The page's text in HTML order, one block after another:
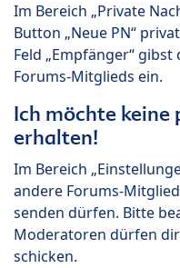
Im Bereich „Private
Button „Neue PN“
Feld „Empfänger“
Forums-Mitglieds ein.
Ich möchte
erhalten!
Im Bereich
andere Forums-
senden dürfen. Bitte
Moderatoren dürfen
schicken.